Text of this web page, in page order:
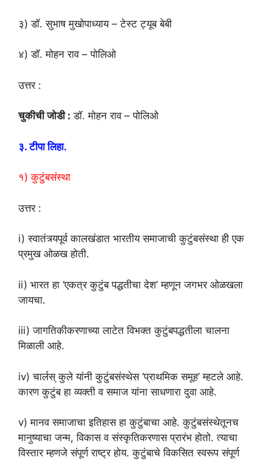
३) डॉ. सुभाष मुखोपाध्याय – टेस्ट ट्यूब बेबी
४) डॉ. मोहन राव – पोलिओ
उत्तर :
चुकीची जोडी : डॉ. मोहन राव – पोलिओ
३. टीपा लिहा.
१) कुटुंबसंस्था
उत्तर :
i) स्वातंत्र्यपूर्व कालखंडात भारतीय समाजाची कुटुंबसंस्था ही एक
प्रमुख ओळख होती.
ii) भारत हा ‘एकत्र कुटुंब पद्धतीचा देश’ म्हणून जगभर ओळखला
जायचा.
iii) जागतिकीकरणाच्या लाटेत विभक्त कुटुंबपद्धतीला चालना
मिळाली आहे.
iv) चार्लस् कुले यांनी कुटुंबसंस्थेस ‘प्राथमिक समूह’ म्हटले आहे.
कारण कुटुंब हा व्यक्ती व समाज यांना साधणारा दुवा आहे.
v) मानव समाजाचा इतिहास हा कुटुंबाचा आहे. कुटुंबसंस्थेतूनच
मानुष्याचा जन्म, विकास व संस्कृतिकरणास प्रारंभ होतो. त्याचा
विस्तार म्हणजे संपूर्ण राष्ट्र होय. कुटुंबाचे विकसित स्वरूप संपूर्ण